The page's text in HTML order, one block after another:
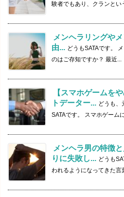
験者でもあり、クランとい
メンヘラリングや
由... どうもSATAです。
のはご存知ですか？ 最近...
【スマホゲームを
トデーター... どうも、
SATAです。 スマホゲーム
メンヘラ男の特徴
りに失敗し... どうも
われるようになってきた言